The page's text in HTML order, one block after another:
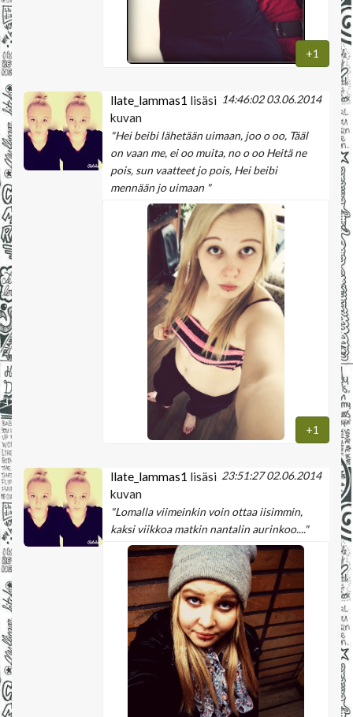
+1
14:46:02 03.06.2014
llate_lammas1 lisäsi
kuvan
"Hei beibi lähetään uimaan, joo o oo, Tääl
on vaan me, ei oo muita, no o oo Heitä ne
pois, sun vaatteet jo pois, Hei beibi
mennään jo uimaan "
+1
23:51:27 02.06.2014
llate_lammas1 lisäsi
kuvan
"Lomalla viimeinkin voin ottaa iisimmin,
kaksi viikkoa matkin nantalin aurinkoo...."